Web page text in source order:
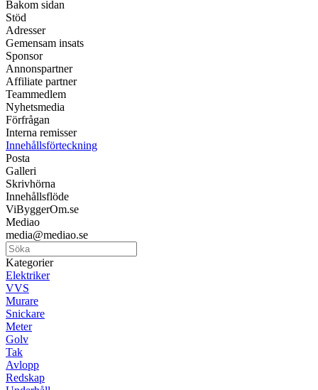
Bakom sidan
Stöd
Adresser
Gemensam insats
Sponsor
Annonspartner
Affiliate partner
Teammedlem
Nyhetsmedia
Förfrågan
Interna remisser
Innehållsförteckning
Posta
Galleri
Skrivhörna
Innehållsflöde
ViByggerOm.se
Mediao
media@mediao.se
Kategorier
Elektriker
VVS
Murare
Snickare
Meter
Golv
Tak
Avlopp
Redskap